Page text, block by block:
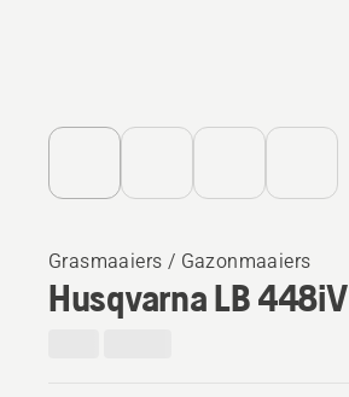
Grasmaaiers / Gazonmaaiers
Husqvarna LB 448iV